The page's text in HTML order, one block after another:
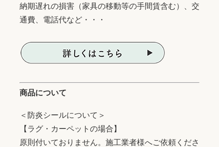
納期遅れの損害（家具の移動等の手間賃含む）、交
通費、電話代など・・・
商品について
＜防炎シールについて＞
【ラグ・カーペットの場合】
原則付いておりません。施工業者様へご依頼くださ